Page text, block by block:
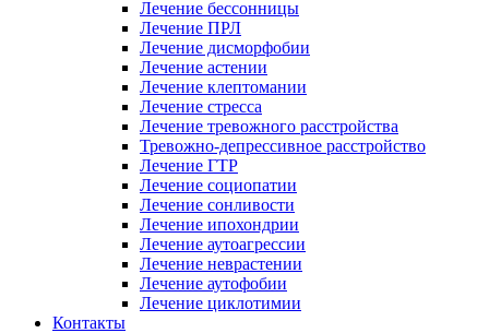
Лечение бессонницы
Лечение ПРЛ
Лечение дисморфобии
Лечение астении
Лечение клептомании
Лечение стресса
Лечение тревожного расстройства
Тревожно-депрессивное расстройство
Лечение ГТР
Лечение социопатии
Лечение сонливости
Лечение ипохондрии
Лечение аутоагрессии
Лечение неврастении
Лечение аутофобии
Лечение циклотимии
Контакты